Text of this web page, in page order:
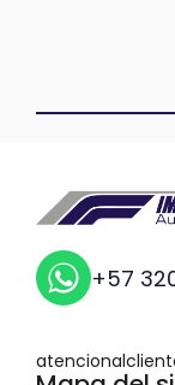
+57